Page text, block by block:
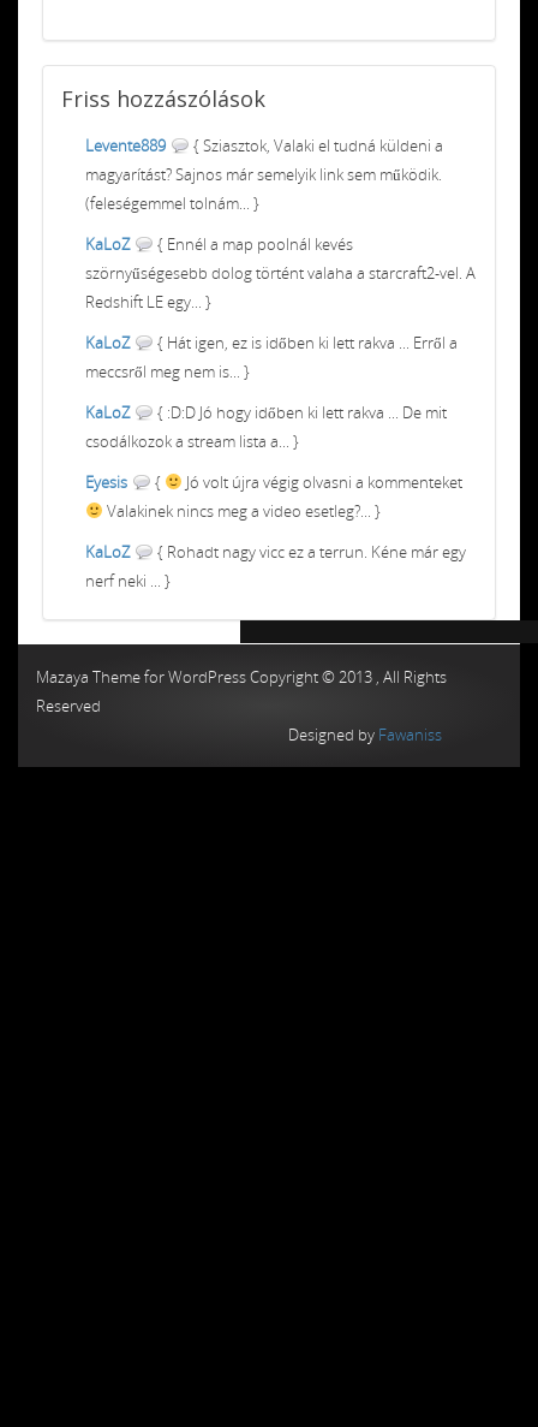
Friss hozzászólások
Levente889
{ Sziasztok, Valaki el tudná küldeni a
magyarítást? Sajnos már semelyik link sem működik.
(feleségemmel tolnám... }
KaLoZ
{ Ennél a map poolnál kevés
szörnyűségesebb dolog történt valaha a starcraft2-vel. A
Redshift LE egy... }
KaLoZ
{ Hát igen, ez is időben ki lett rakva ... Erről a
meccsről meg nem is... }
KaLoZ
{ :D:D Jó hogy időben ki lett rakva ... De mit
csodálkozok a stream lista a... }
Eyesis
{
Jó volt újra végig olvasni a kommenteket
Valakinek nincs meg a video esetleg?... }
KaLoZ
{ Rohadt nagy vicc ez a terrun. Kéne már egy
nerf neki ... }
Mazaya Theme for WordPress Copyright © 2013 , All Rights
Reserved
Designed by Fawaniss